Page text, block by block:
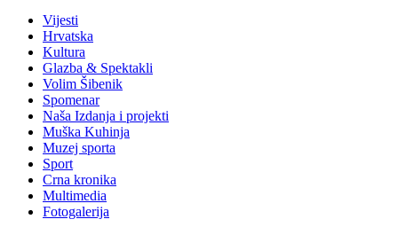
Vijesti
Hrvatska
Kultura
Glazba & Spektakli
Volim Šibenik
Spomenar
Naša Izdanja i projekti
Muška Kuhinja
Muzej sporta
Sport
Crna kronika
Multimedia
Fotogalerija